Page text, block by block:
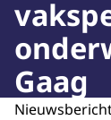
Gaag